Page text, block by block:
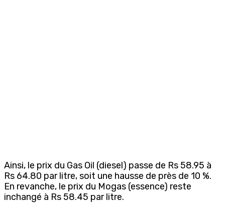
Ainsi, le prix du Gas Oil (diesel) passe de Rs 58.95 à
Rs 64.80 par litre, soit une hausse de près de 10 %.
En revanche, le prix du Mogas (essence) reste
inchangé à Rs 58.45 par litre.